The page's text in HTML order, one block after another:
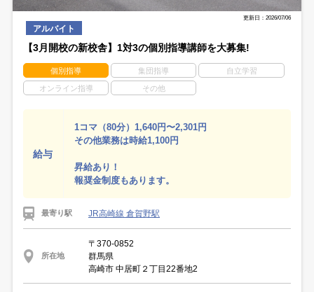
更新日：2026/07/06
アルバイト
【3月開校の新校舎】1対3の個別指導講師を大募集!
個別指導 集団指導 自立学習
オンライン指導 その他
給与
1コマ（80分）1,640円〜2,301円
その他業務は時給1,100円
昇給あり！
報奨金制度もあります。
最寄り駅 JR高崎線 倉賀野駅
所在地
〒370-0852
群馬県
高崎市 中居町２丁目22番地2